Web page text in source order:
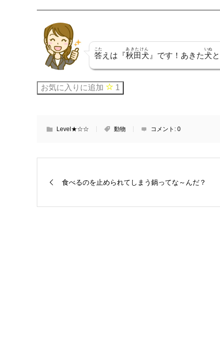
答
こた
えは『秋田犬
あきたけん
』です！あきた犬
いぬ
お気に入りに追加 1
Level★☆☆ 動物 コメント: 0
食べるのを止められてしまう鍋ってな～んだ？